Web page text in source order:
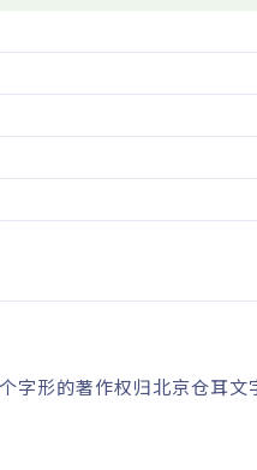
字形的著作权归北京仓耳